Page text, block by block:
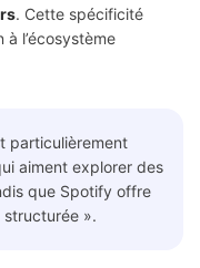
. Cette spécificité
l’écosystème
particulièrement
aiment explorer des
que Spotify offre
structurée ».